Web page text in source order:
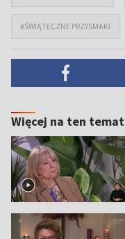
#ŚWIĄTECZNE PRZYSMAKI
Więcej na ten temat